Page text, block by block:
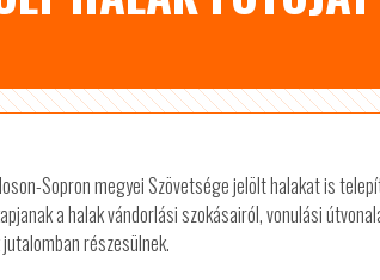
Sopron megyei Szövetsége jelölt halakat is
a halak vándorlási szokásairól, vonulási
részesülnek.